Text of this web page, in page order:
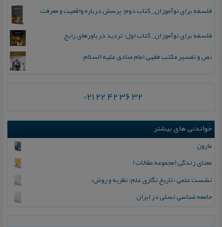
فلسفه برای نوآموزان_ کتاب دوم: پرسش درباره واقعیت و معرفت
فلسفه برای نوآموزان_ کتاب اول: تردید در باورهای رایج
نص و تفسیر مکتب فقهی امام صادق علیه السلام
021 22 42 36 32
خواندنی های بیشتر
مارون
معنای زندگی (مجموعه مقالات)
نشست علمی «تاریخ نگاری علم: نظریه و روش»
ج‍ام‍ع‍ه‌ ش‍ن‍اس‍ی‌ ن‍س‍ل‍ی‌ در ای‍ران‌